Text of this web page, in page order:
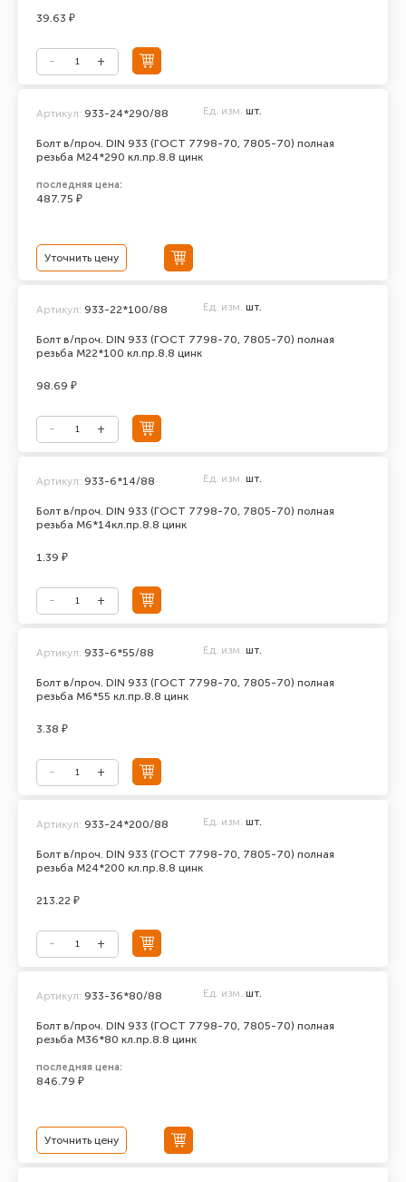
39.63 ₽
Болт в/проч. DIN 933 (ГОСТ 7798-70, 7805-70) полная
резьба М24*290 кл.пр.8.8 цинк
Артикул: 933-24*290/88 Ед. изм. шт.
последняя цена:
487.75 ₽
Уточнить цену
Болт в/проч. DIN 933 (ГОСТ 7798-70, 7805-70) полная
резьба М22*100 кл.пр.8.8 цинк
Артикул: 933-22*100/88 Ед. изм. шт.
98.69 ₽
Болт в/проч. DIN 933 (ГОСТ 7798-70, 7805-70) полная
резьба М6*14кл.пр.8.8 цинк
Артикул: 933-6*14/88 Ед. изм. шт.
1.39 ₽
Болт в/проч. DIN 933 (ГОСТ 7798-70, 7805-70) полная
резьба М6*55 кл.пр.8.8 цинк
Артикул: 933-6*55/88 Ед. изм. шт.
3.38 ₽
Болт в/проч. DIN 933 (ГОСТ 7798-70, 7805-70) полная
резьба М24*200 кл.пр.8.8 цинк
Артикул: 933-24*200/88 Ед. изм. шт.
213.22 ₽
Болт в/проч. DIN 933 (ГОСТ 7798-70, 7805-70) полная
резьба М36*80 кл.пр.8.8 цинк
Артикул: 933-36*80/88 Ед. изм. шт.
последняя цена:
846.79 ₽
Уточнить цену